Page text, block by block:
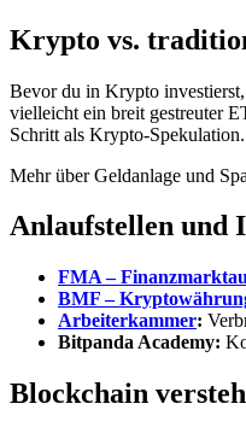
Krypto vs.
Bevor du in Krypto
vielleicht ein breit gestreuter
Schritt als Krypto-Spekulation.
Mehr über Geldanlage und
Anlaufstellen und
FMA –
BMF –
Arbeiterkammer:
Bitpanda Academy:
Blockchain